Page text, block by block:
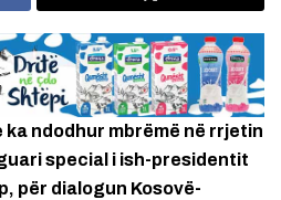
ndodhur mbrëmë në rrjetin
special i ish-presidentit
për dialogun Kosovë-